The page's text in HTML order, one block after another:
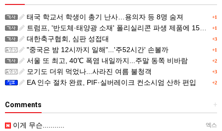
+1
태국 학교서 학생이 총기 난사…용의자 등 8명 숨져
+1
트럼프, '반도체·태양광 소재' 폴리실리콘 파생 제품에 15% 관세...한국 기업도 영향
+3
대한축구협회, 심판 성접대
+1
"중국은 밤 12시까지 일해"...'주52시간' 손볼까
+2
서울 또 최고, 40℃ 폭염 내일까지...주말 동쪽 비바람
+3
모기도 더위 먹었나...사라진 여름 불청객
+2
EA 인수 절차 완료, PIF·실버레이크 컨소시엄 산하 편입
+
Comments
엑스
이게 무슨...........